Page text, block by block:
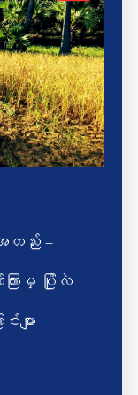
ည်း –
းမှ ပြိုလဲ
ျား